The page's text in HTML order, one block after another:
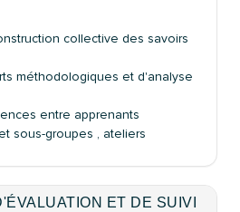
collective des savoirs
méthodologiques et d'analyse
entre apprenants
sous-groupes , ateliers
ET DE SUIVI